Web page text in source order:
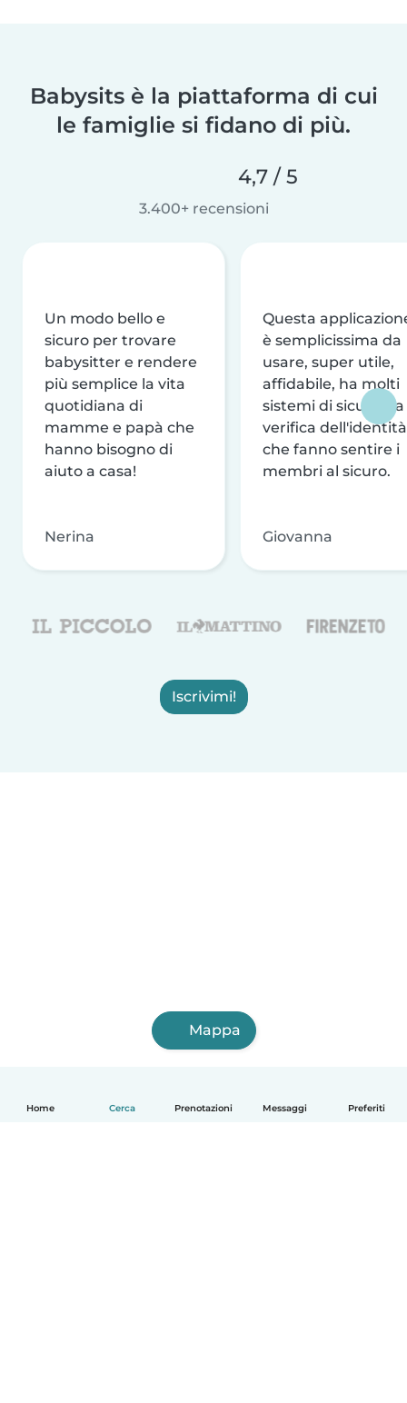
Home Cerca Prenotazioni Messaggi Preferiti
Babysits è la piattaforma di cui
le famiglie si fidano di più.
4,7 / 5
3.400+ recensioni
Un modo bello e
sicuro per trovare
babysitter e rendere
più semplice la vita
quotidiana di
mamme e papà che
hanno bisogno di
aiuto a casa!
Nerina
Questa
è semplicissima da
usare, super utile,
affidabile, ha molti
sistemi di sicurezza
verifica dell'identità
che fanno sentire i
membri al sicuro.
Giovanna
Iscrivimi!
Mappa